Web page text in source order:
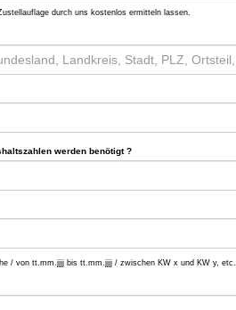
durch uns kostenlos ermitteln lassen.
werden benötigt ?
/ von tt.mm.jjjj bis tt.mm.jjjj / zwischen KW x und KW y, etc.